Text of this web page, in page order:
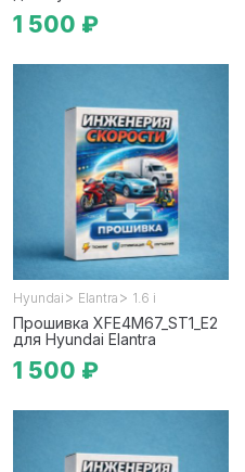
1 500 ₽
Hyundai > Elantra > 1.6 i
Прошивка XFE4M67_ST1_E2
для Hyundai Elantra
1 500 ₽